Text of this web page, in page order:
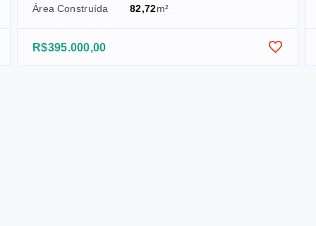
Área Construída
82,72m²
R$395.000,00